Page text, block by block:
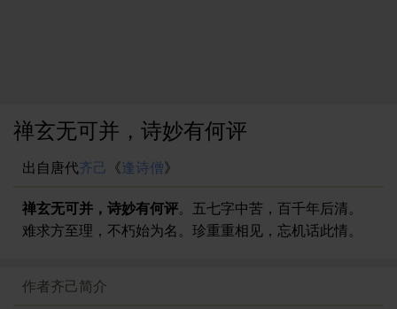
禅玄无可并，诗妙有何评
出自唐代齐己 《逢诗僧》
禅玄无可并，诗妙有何评。五七字中苦，百千年后清。
难求方至理，不朽始为名。珍重重相见，忘机话此情。
作者齐己简介